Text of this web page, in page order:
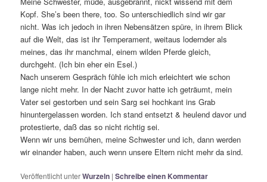
Kopf. She’s been there, too. So unterschiedlich sind wir gar
nicht. Was ich jedoch in ihren Nebensätzen spüre, in ihrem Blick
auf die Welt, das ist ihr Temperament, weitaus lodernder als
meines, das ihr manchmal, einem wilden Pferde gleich,
durchgeht. (Ich bin eher ein Esel.)
Nach unserem Gespräch fühle ich mich erleichtert wie schon
lange nicht mehr. In der Nacht zuvor hatte ich geträumt, mein
Vater sei gestorben und sein Sarg sei hochkant ins Grab
hinuntergelassen worden. Ich stand entsetzt & heulend davor und
protestierte, daß das so nicht richtig sei.
Wenn wir uns bemühen, meine Schwester und ich, dann werden
wir einander haben, auch wenn unsere Eltern nicht mehr da sind.
Veröffentlicht unterWurzeln |Schreibe einen Kommentar